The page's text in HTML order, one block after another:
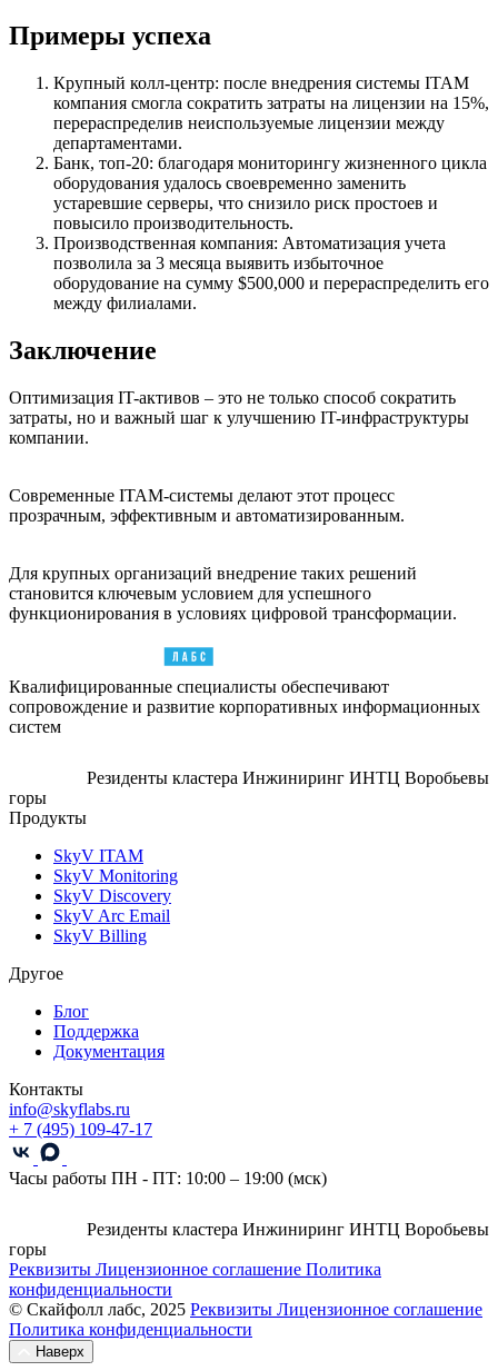
Примеры успеха
Крупный колл-центр: после внедрения системы ITAM
компания смогла сократить затраты на лицензии на 15%,
перераспределив неиспользуемые лицензии между
департаментами.
Банк, топ-20: благодаря мониторингу жизненного цикла
оборудования удалось своевременно заменить
устаревшие серверы, что снизило риск простоев и
повысило производительность.
Производственная компания: Автоматизация учета
позволила за 3 месяца выявить избыточное
оборудование на сумму $500,000 и перераспределить его
между филиалами.
Заключение
Оптимизация IT-активов – это не только способ сократить
затраты, но и важный шаг к улучшению IT-инфраструктуры
компании.
Современные ITAM-системы делают этот процесс
прозрачным, эффективным и автоматизированным.
Для крупных организаций внедрение таких решений
становится ключевым условием для успешного
функционирования в условиях цифровой трансформации.
Квалифицированные специалисты обеспечивают
сопровождение и развитие корпоративных информационных
систем
Резиденты кластера Инжиниринг ИНТЦ Воробьевы
горы
Продукты
SkyV ITAM
SkyV Monitoring
SkyV Discovery
SkyV Arc Email
SkyV Billing
Другое
Блог
Поддержка
Документация
Контакты
info@skyflabs.ru
+ 7 (495) 109-47-17
Часы работы ПН - ПТ: 10:00 – 19:00 (мск)
Резиденты кластера Инжиниринг ИНТЦ Воробьевы
горы
Реквизиты Лицензионное соглашение Политика
конфиденциальности
© Скайфолл лабс, 2025 Реквизиты Лицензионное соглашение
Политика конфиденциальности
Наверх